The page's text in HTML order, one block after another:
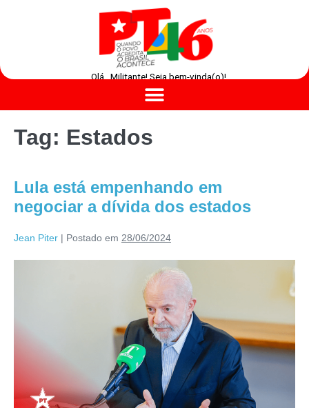
Olá , Militante! Seja bem-vinda(o)!
Tag: Estados
Lula está empenhando em
negociar a dívida dos estados
Jean Piter | Postado em 28/06/2024